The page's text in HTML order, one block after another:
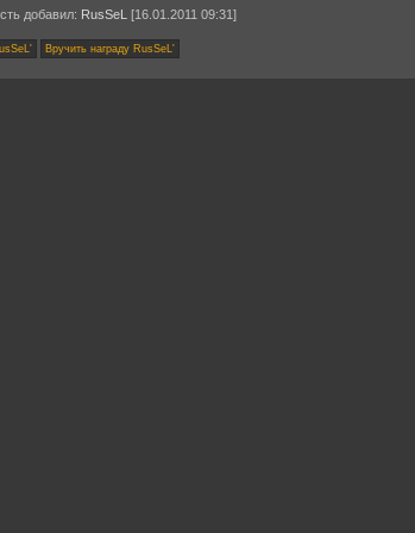
добавил: RusSeL [16.01.2011 09:31]